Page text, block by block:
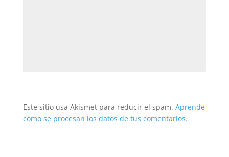
Este sitio usa Akismet para reducir el spam. Aprende
cómo se procesan los datos de tus comentarios.